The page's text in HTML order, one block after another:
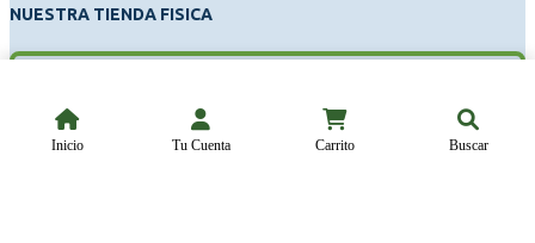
NUESTRA TIENDA FISICA
Inicio Tu Cuenta Carrito Buscar